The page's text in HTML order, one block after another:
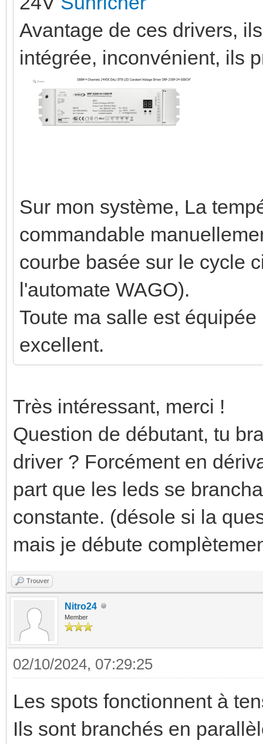
Avantage de ces drivers,
intégrée, inconvénient, ils
Sur mon système, La
commandable
courbe basée sur le cycle
l'automate WAGO).
Toute ma salle est
excellent.
Très intéressant, merci !
Question de débutant, tu
driver ? Forcément en
part que les leds se
constante. (désole si la
mais je débute
Trouver
Nitro24
Member
02/10/2024, 07:29:25
Les spots fonctionnent à
Ils sont branchés en